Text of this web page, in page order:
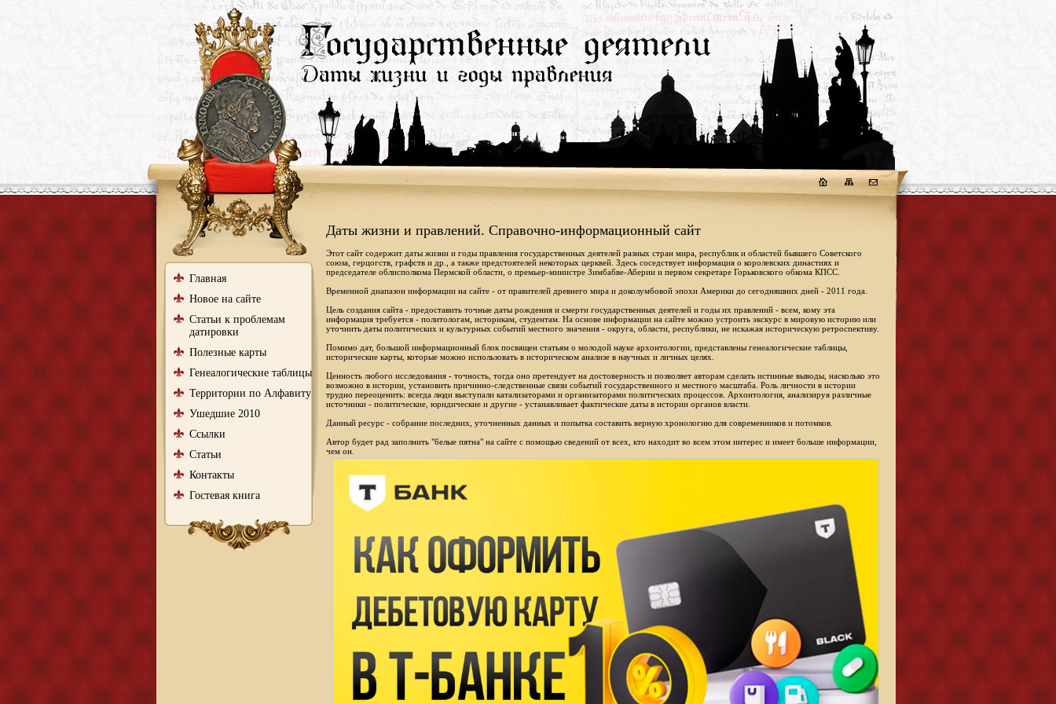
Главная
Новое на сайте
Статьи к проблемам
датировки
Полезные карты
Генеалогические таблицы
Территории по Алфавиту
Ушедшие 2010
Ссылки
Статьи
Контакты
Гостевая книга
Даты жизни и правлений. Справочно-информационный сайт
Этот сайт содержит даты жизни и годы правления государственных деятелей разных стран мира, республик и областей бывшего Советского
союза, герцогств, графств и др., а также предстоятелей некоторых церквей. Здесь соседствует информация о королевских династиях и
председателе облисполкома Пермской области, о премьер-министре Зимбабве-Аберии и первом секретаре Горьковского обкома КПСС.
Временной диапазон информации на сайте - от правителей древнего мира и доколумбовой эпохи Америки до сегодняшних дней - 2011 года.
Цель создания сайта - предоставить точные даты рождения и смерти государственных деятелей и годы их правлений - всем, кому эта
информация требуется - политологам, историкам, студентам. На основе информации на сайте можно устроить экскурс в мировую историю или
уточнить даты политических и культурных событий местного значения - округа, области, республики, не искажая историческую ретроспективу.
Помимо дат, большой информационный блок посвящен статьям о молодой науке архонтологии, представлены генеалогические таблицы,
исторические карты, которые можно использовать в историческом анализе в научных и личных целях.
Ценность любого исследования - точность, тогда оно претендует на достоверность и позволяет авторам сделать истинные выводы, насколько это
возможно в истории, установить причинно-следственные связи событий государственного и местного масштаба. Роль личности в истории
трудно переоценить: всегда люди выступали катализаторами и организаторами политических процессов. Архонтология, анализируя различные
источники - политические, юридические и другие - устанавливает фактические даты в истории органов власти.
Данный ресурс - собрание последних, уточненных данных и попытка составить верную хронологию для современников и потомков.
Автор будет рад заполнить "белые пятна" на сайте с помощью сведений от всех, кто находит во всем этом интерес и имеет больше информации,
чем он.